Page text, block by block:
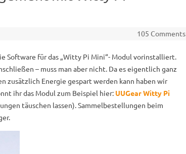
105 Comments
Software für das „Witty Pi Mini“- Modul vorinstalliert.
– muss man aber nicht. Da es eigentlich ganz
zusätzlich Energie gespart werden kann haben wir
ihr das Modul zum Beispiel hier: UUGear Witty Pi
täuschen lassen). Sammelbestellungen beim